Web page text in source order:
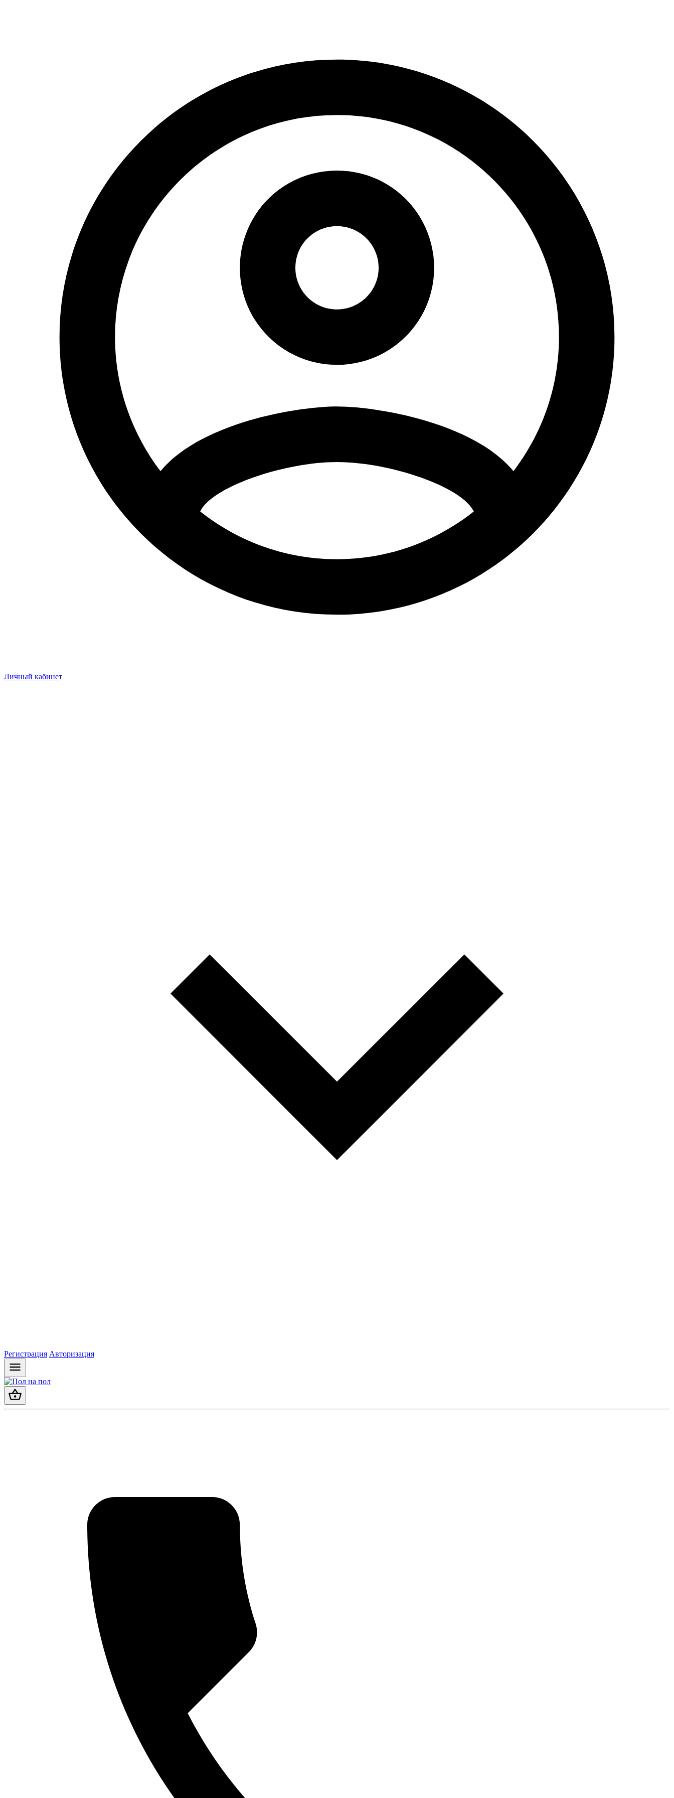
Личный кабинет
Регистрация Авторизация